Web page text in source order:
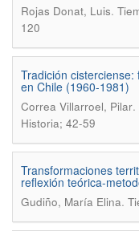
Rojas Donat, Luis.
120
Tradición
en Chile (1960-1981)
Correa Villarroel, Pilar.
Historia; 42-59
Transformaciones
reflexión teórica-
Gudiño, María Elina.